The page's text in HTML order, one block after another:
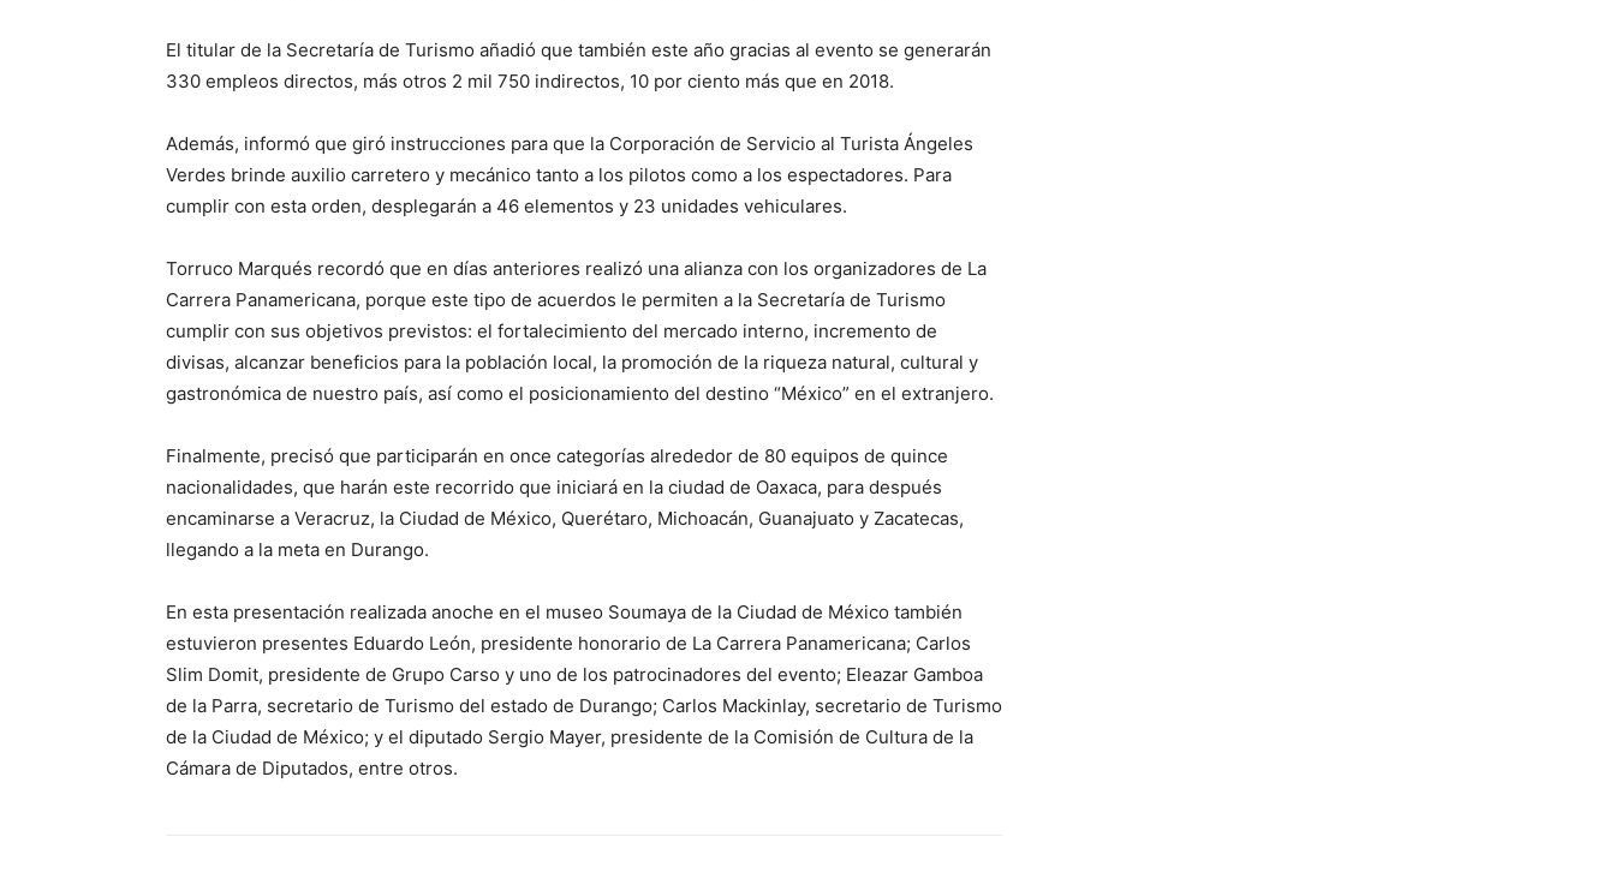
El titular de la Secretaría de Turismo añadió que también este año gracias al evento se generarán
330 empleos directos, más otros 2 mil 750 indirectos, 10 por ciento más que en 2018.
Además, informó que giró instrucciones para que la Corporación de Servicio al Turista Ángeles
Verdes brinde auxilio carretero y mecánico tanto a los pilotos como a los espectadores. Para
cumplir con esta orden, desplegarán a 46 elementos y 23 unidades vehiculares.
Torruco Marqués recordó que en días anteriores realizó una alianza con los organizadores de La
Carrera Panamericana, porque este tipo de acuerdos le permiten a la Secretaría de Turismo
cumplir con sus objetivos previstos: el fortalecimiento del mercado interno, incremento de
divisas, alcanzar beneficios para la población local, la promoción de la riqueza natural, cultural y
gastronómica de nuestro país, así como el posicionamiento del destino “México” en el extranjero.
Finalmente, precisó que participarán en once categorías alrededor de 80 equipos de quince
nacionalidades, que harán este recorrido que iniciará en la ciudad de Oaxaca, para después
encaminarse a Veracruz, la Ciudad de México, Querétaro, Michoacán, Guanajuato y Zacatecas,
llegando a la meta en Durango.
En esta presentación realizada anoche en el museo Soumaya de la Ciudad de México también
estuvieron presentes Eduardo León, presidente honorario de La Carrera Panamericana; Carlos
Slim Domit, presidente de Grupo Carso y uno de los patrocinadores del evento; Eleazar Gamboa
de la Parra, secretario de Turismo del estado de Durango; Carlos Mackinlay, secretario de Turismo
de la Ciudad de México; y el diputado Sergio Mayer, presidente de la Comisión de Cultura de la
Cámara de Diputados, entre otros.